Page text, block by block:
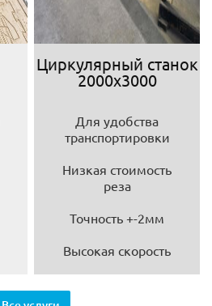
Циркулярный станок
2000х3000
Для удобства
транспортировки
Низкая стоимость
реза
Точность +-2мм
Высокая скорость